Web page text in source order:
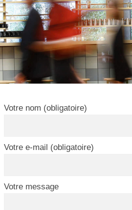
Votre nom (obligatoire)
Votre e-mail (obligatoire)
Votre message